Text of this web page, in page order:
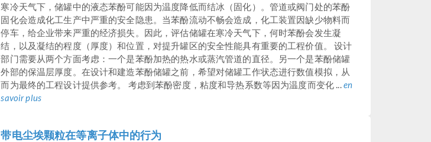
寒冷天气下，储罐中的液态苯酚可能因为温度降低而结冰（固化）。管道或阀门处的苯酚
固化会造成化工生产中严重的安全隐患。当苯酚流动不畅会造成，化工装置因缺少物料而
停车，给企业带来严重的经济损失。因此，评估储罐在寒冷天气下，何时苯酚会发生凝
结，以及凝结的程度（厚度）和位置，对提升罐区的安全性能具有重要的工程价值。 设计
部门需要从两个方面考虑：一个是苯酚加热的热水或蒸汽管道的直径。另一个是苯酚储罐
外部的保温层厚度。在设计和建造苯酚储罐之前，希望对储罐工作状态进行数值模拟，从
而为最终的工程设计提供参考。 考虑到苯酚密度，粘度和导热系数等因为温度而变化 ...en
savoir plus
带电尘埃颗粒在等离子体中的行为